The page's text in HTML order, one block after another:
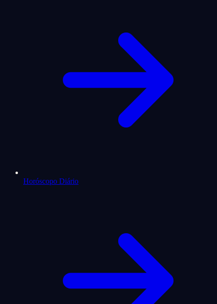
Horóscopo Diário